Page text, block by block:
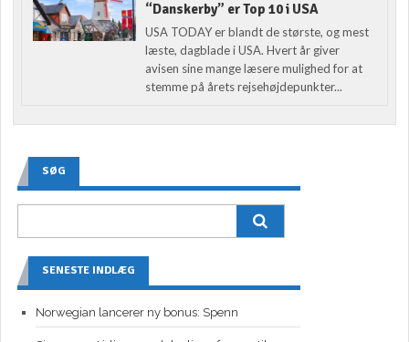
“Danskerby” er Top 10 i USA
USA TODAY er blandt de største, og mest
læste, dagblade i USA. Hvert år giver
avisen sine mange læsere mulighed for at
stemme på årets rejsehøjdepunkter...
SØG
SENESTE INDLÆG
Norwegian lancerer ny bonus: Spenn